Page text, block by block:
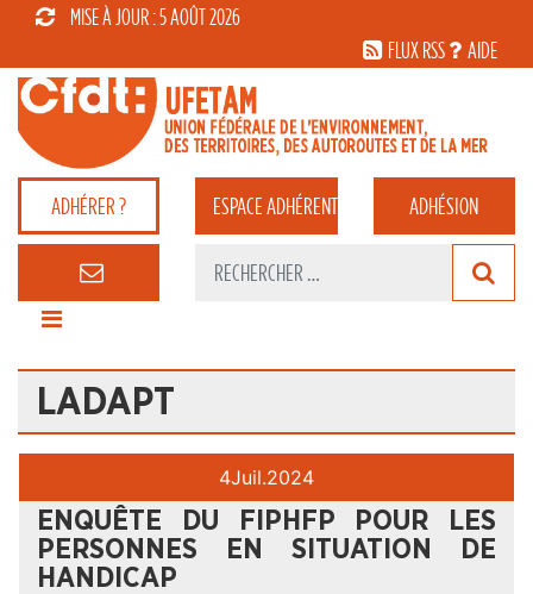
MISE À JOUR : 5 AOÛT 2026
FLUX RSS
AIDE
ADHÉRER ? ESPACEADHÉRENT ADHÉSION
LADAPT
4Juil.2024
ENQUÊTE DU FIPHFP POUR LES
PERSONNES EN SITUATION DE
HANDICAP